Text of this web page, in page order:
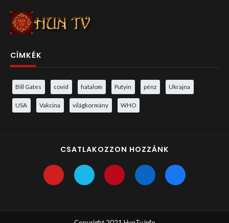
CÍMKÉK
Bill Gates covid hatalom Putyin pénz Ukrajna
USA Vakcina világkormány WHO
CSATLAKOZZON HOZZÁNK